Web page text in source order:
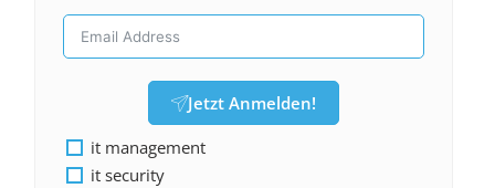
Jetzt Anmelden!
it management
it security